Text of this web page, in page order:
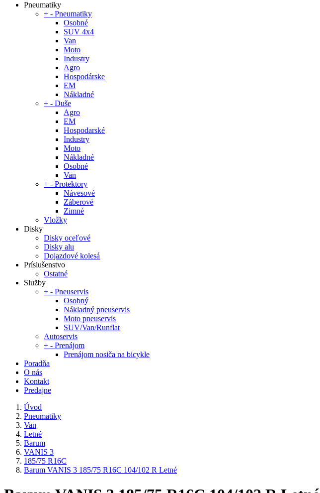
Pneumatiky
+ - Pneumatiky
Osobné
SUV 4x4
Van
Moto
Industry
Agro
Hospodárske
EM
Nákladné
+ - Duše
Agro
EM
Hospodarské
Industry
Moto
Nákladné
Osobné
Van
+ - Protektory
Návesové
Záberové
Zimné
Vložky
Disky
Disky oceľové
Disky alu
Dojazdové kolesá
Príslušenstvo
Ostatné
Služby
+ - Pneuservis
Osobný
Nákladný pneuservis
Moto pneuservis
SUV/Van/Runflat
Autoservis
+ - Prenájom
Prenájom nosiča na bicykle
Poradňa
O nás
Kontakt
Predajne
Úvod
Pneumatiky
Van
Letné
Barum
VANIS 3
185/75 R16C
Barum VANIS 3 185/75 R16C 104/102 R Letné